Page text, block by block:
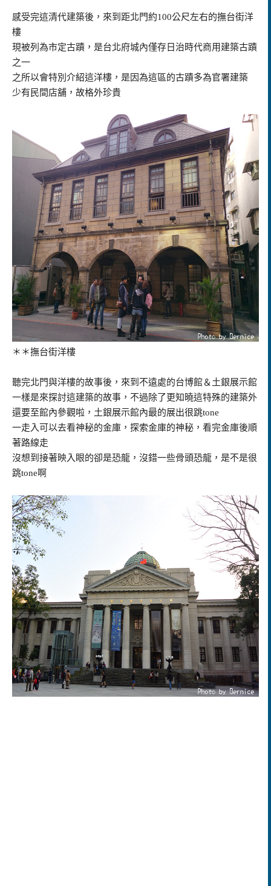
感受完這清代建築後，來到距北門約100公尺左右的撫台街洋
樓
現被列為市定古蹟，是台北府城內僅存日治時代商用建築古蹟
之一
之所以會特別介紹這洋樓，是因為這區的古蹟多為官署建築
少有民間店舖，故格外珍貴
＊＊撫台街洋樓
聽完北門與洋樓的故事後，來到不遠處的台博館＆土銀展示館
一樣是來探討這建築的故事，不過除了更知曉這特殊的建築外
還要至館內參觀啦，土銀展示館內最的展出很跳tone
一走入可以去看神秘的金庫，探索金庫的神秘，看完金庫後順
著路線走
沒想到接著映入眼的卻是恐龍，沒錯一些骨頭恐龍，是不是很
跳tone啊